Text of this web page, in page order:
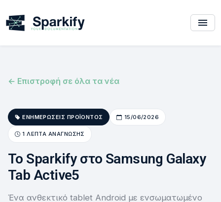
← Επιστροφή σε όλα τα νέα
ΕΝΗΜΕΡΏΣΕΙΣ ΠΡΟΪΌΝΤΟΣ 15/06/2026
1 ΛΕΠΤΆ ΑΝΆΓΝΩΣΗΣ
Το Sparkify στο Samsung Galaxy
Tab Active5
Ένα ανθεκτικό tablet Android με ενσωματωμένο